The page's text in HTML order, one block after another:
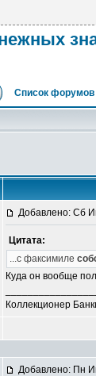
Список форумов
Добавлено: Сб
Цитата:
...с факсимиле
Куда он вообще
Коллекционер
Добавлено: Пн